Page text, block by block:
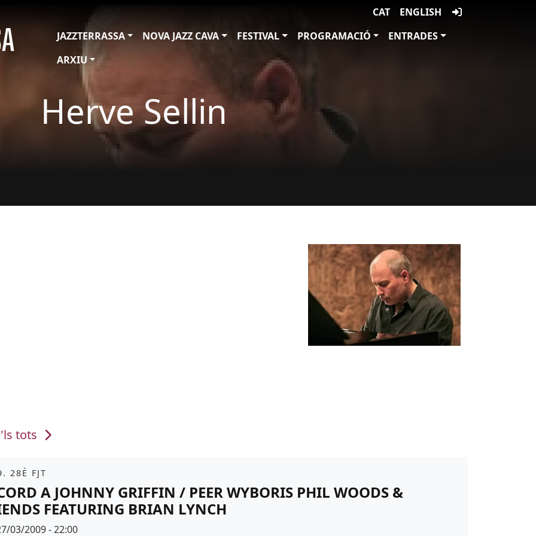
CAT
ENGLISH
JAZZTERRASSA
NOVA JAZZ CAVA FESTIVAL PROGRAMACIÓ
ENTRADES
ARXIU
Herve Sellin
Imatges
Imagen
tots
28È FJT
A JOHNNY GRIFFIN / PEER WYBORIS PHIL WOODS &
FEATURING BRIAN LYNCH
03/2009 - 22:00